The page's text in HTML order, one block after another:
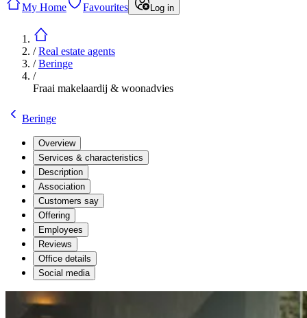
My Home Favourites Log in
/Real estate agents
/Beringe
/
Fraai makelaardij & woonadvies
Beringe
Overview
Services & characteristics
Description
Association
Customers say
Offering
Employees
Reviews
Office details
Social media